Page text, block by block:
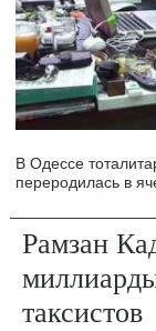
В Одессе
переродилась в
Рамзан
таксистов